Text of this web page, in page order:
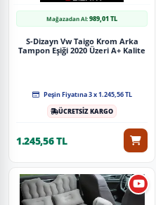
Mağazadan Al:989,01 TL
S-Dizayn Vw Taigo Krom Arka
Tampon Eşiği 2020 Üzeri A+ Kalite
Peşin Fiyatına 3 x 1.245,56 TL
ÜCRETSİZ KARGO
1.245,56 TL